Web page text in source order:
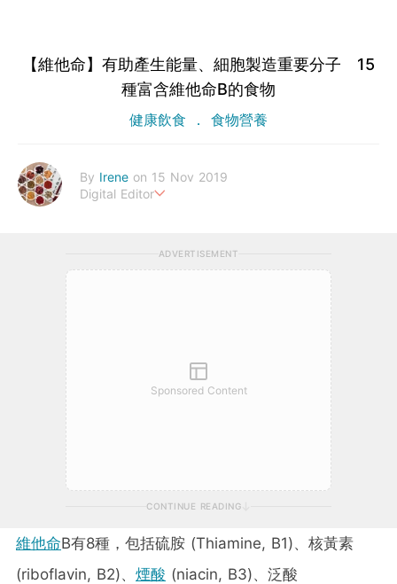
【維他命】有助產生能量、細胞製造重要分子 15
種富含維他命B的食物
健康飲食 食物營養
By Irene on 15 Nov 2019
Digital Editor
ADVERTISEMENT
Sponsored Content
CONTINUE READING
維他命B有8種，包括硫胺 (Thiamine, B1)、核黃素
(riboflavin, B2)、 煙酸 (niacin, B3)、泛酸